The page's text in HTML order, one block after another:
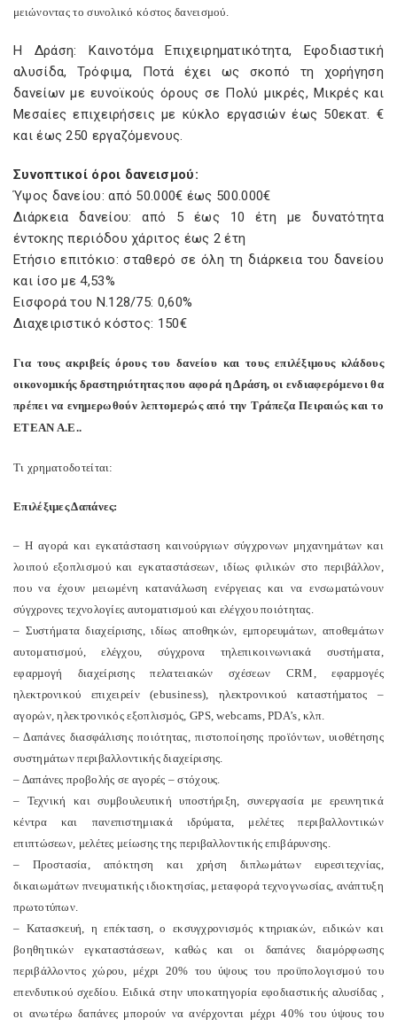
μειώνοντας το συνολικό κόστος δανεισμού.
Η Δράση: Καινοτόμα Επιχειρηματικότητα, Εφοδιαστική
αλυσίδα, Τρόφιμα, Ποτά έχει ως σκοπό τη χορήγηση
δανείων με ευνοϊκούς όρους σε Πολύ μικρές, Μικρές και
Μεσαίες επιχειρήσεις με κύκλο εργασιών έως 50εκατ. €
και έως 250 εργαζόμενους.
Συνοπτικοί όροι δανεισμού:
Ύψος δανείου: από 50.000€ έως 500.000€
Διάρκεια δανείου: από 5 έως 10 έτη με δυνατότητα
έντοκης περιόδου χάριτος έως 2 έτη
Ετήσιο επιτόκιο: σταθερό σε όλη τη διάρκεια του δανείου
και ίσο με 4,53%
Εισφορά του Ν.128/75: 0,60%
Διαχειριστικό κόστος: 150€
Για τους ακριβείς όρους του δανείου και τους επιλέξιμους κλάδους
οικονομικής δραστηριότητας που αφορά η Δράση, οι ενδιαφερόμενοι θα
πρέπει να ενημερωθούν λεπτομερώς από την Τράπεζα Πειραιώς και το
ΕΤΕΑΝ Α.Ε..
Τι χρηματοδοτείται:
Επιλέξιμες Δαπάνες:
– Η αγορά και εγκατάσταση καινούργιων σύγχρονων μηχανημάτων και
λοιπού εξοπλισμού και εγκαταστάσεων, ιδίως φιλικών στο περιβάλλον,
που να έχουν μειωμένη κατανάλωση ενέργειας και να ενσωματώνουν
σύγχρονες τεχνολογίες αυτοματισμού και ελέγχου ποιότητας.
– Συστήματα διαχείρισης, ιδίως αποθηκών, εμπορευμάτων, αποθεμάτων
αυτοματισμού, ελέγχου, σύγχρονα τηλεπικοινωνιακά συστήματα,
εφαρµογή διαχείρισης πελατειακών σχέσεων CRM, εφαρµογές
ηλεκτρονικού επιχειρείν (ebusiness), ηλεκτρονικού καταστήµατος –
αγορών, ηλεκτρονικός εξοπλισµός, GPS, webcams, PDA’s, κλπ.
– Δαπάνες διασφάλισης ποιότητας, πιστοποίησης προϊόντων, υιοθέτησης
συστημάτων περιβαλλοντικής διαχείρισης.
– Δαπάνες προβολής σε αγορές – στόχους.
– Τεχνική και συμβουλευτική υποστήριξη, συνεργασία με ερευνητικά
κέντρα και πανεπιστημιακά ιδρύματα, μελέτες περιβαλλοντικών
επιπτώσεων, μελέτες μείωσης της περιβαλλοντικής επιβάρυνσης.
– Προστασία, απόκτηση και χρήση διπλωμάτων ευρεσιτεχνίας,
δικαιωμάτων πνευματικής ιδιοκτησίας, μεταφορά τεχνογνωσίας, ανάπτυξη
πρωτοτύπων.
– Κατασκευή, η επέκταση, ο εκσυγχρονισμός κτηριακών, ειδικών και
βοηθητικών εγκαταστάσεων, καθώς και οι δαπάνες διαμόρφωσης
περιβάλλοντος χώρου, μέχρι 20% του ύψους του προϋπολογισμού του
επενδυτικού σχεδίου. Ειδικά στην υποκατηγορία εφοδιαστικής αλυσίδας ,
οι ανωτέρω δαπάνες μπορούν να ανέρχονται μέχρι 40% του ύψους του